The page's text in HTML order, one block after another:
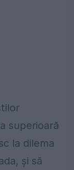
superioară
la dilema
și să